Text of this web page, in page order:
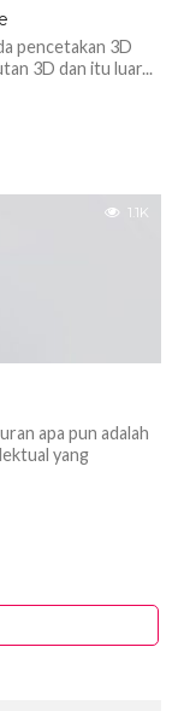
pencetakan 3D
3D dan itu luar...
1.1K
apa pun adalah
yang